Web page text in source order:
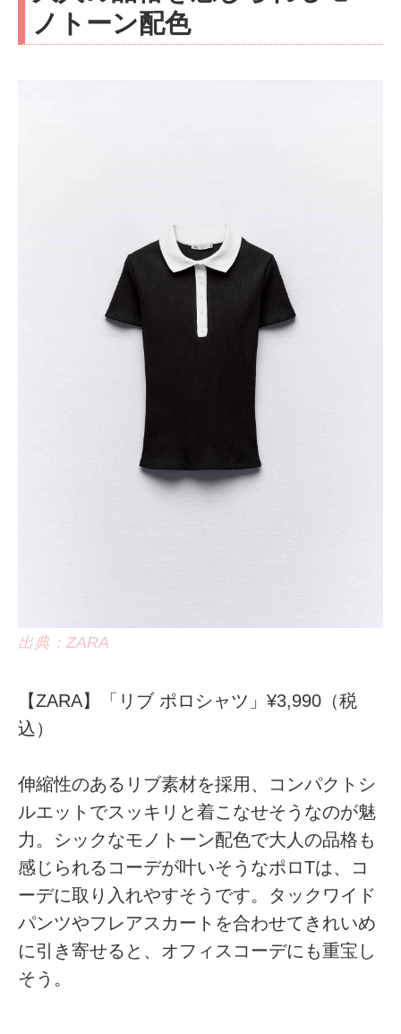
ノトーン配色
出典：ZARA
【ZARA】「リブ ポロシャツ」¥3,990（税
込）
伸縮性のあるリブ素材を採用、コンパクトシ
ルエットでスッキリと着こなせそうなのが魅
力。シックなモノトーン配色で大人の品格も
感じられるコーデが叶いそうなポロTは、コ
ーデに取り入れやすそうです。タックワイド
パンツやフレアスカートを合わせてきれいめ
に引き寄せると、オフィスコーデにも重宝し
そう。